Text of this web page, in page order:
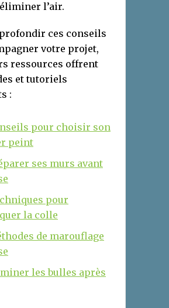
l’air.
ces conseils
votre projet,
ressources offrent
et tutoriels
:
pour choisir son
peint
ses murs avant
pour
la colle
de marouflage
les bulles après